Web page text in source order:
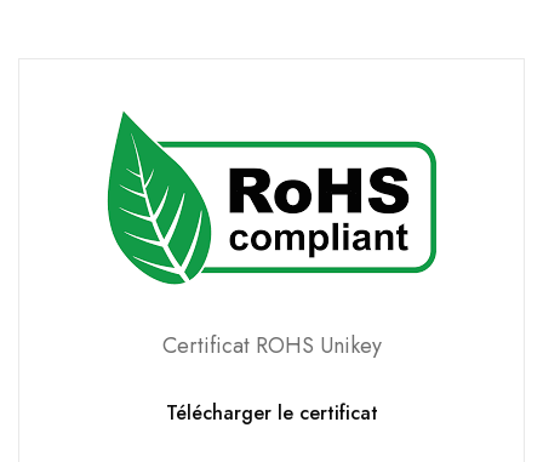
Certificat ROHS Unikey
Télécharger le certificat